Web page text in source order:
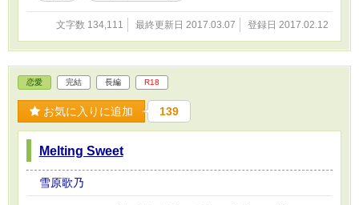
文字数 134,111 最終更新日 2017.03.07 登録日 2017.02.12
恋愛 完結 長編 R18
お気に入りに追加 139
Melting Sweet
雪原歌乃